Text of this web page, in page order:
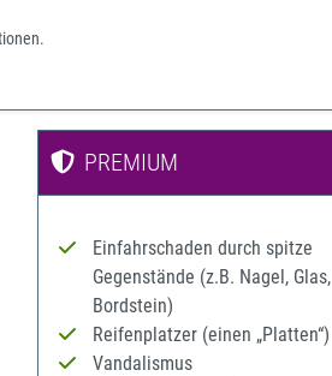
PREMIUM
Einfahrschaden durch spitze
Gegenstände (z.B. Nagel, Glas,
Bordstein)
Reifenplatzer (einen „Platten“)
Vandalismus